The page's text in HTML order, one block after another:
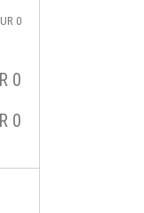
0
0
0